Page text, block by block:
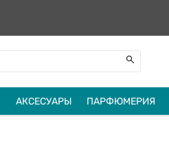
АКСЕСУАРЫ ПАРФЮМЕРИЯ